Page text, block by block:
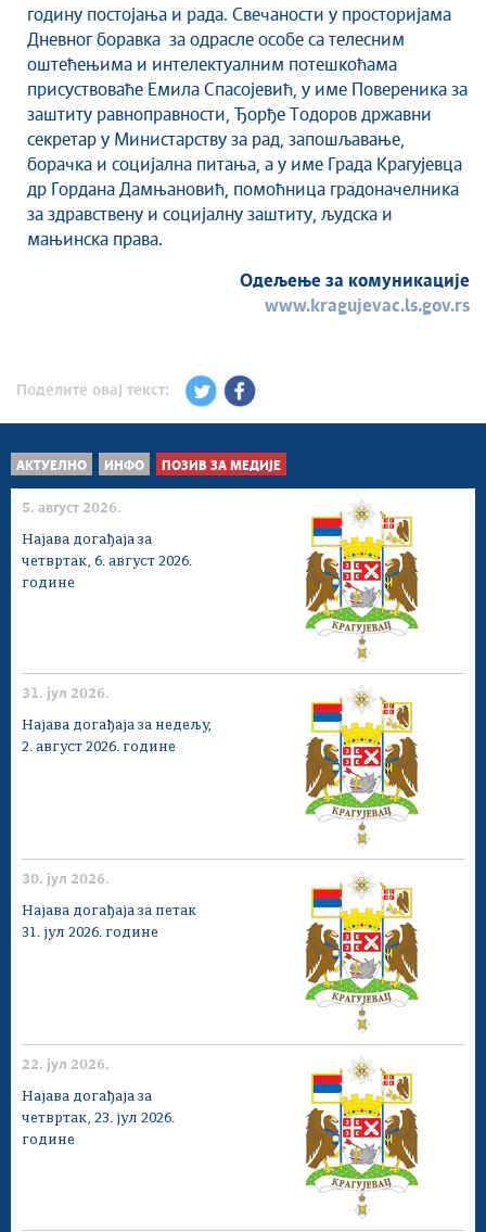
годину постојања и рада. Свечаности у просторијама
Дневног боравка за одрасле особе са телесним
оштећењима и интелектуалним потешкоћама
присуствоваће Емила Спасојевић, у име Повереника за
заштиту равноправности, Ђорђе Тодоров државни
секретар у Министарству за рад, запошљавање,
борачка и социјална питања, а у име Града Крагујевца
др Гордана Дамњановић, помоћница градоначелника
за здравствену и социјалну заштиту, људска и
мањинска права.
Одељење за комуникације
www.kragujevac.ls.gov.rs
Поделите овај текст:
АКТУЕЛНО ИНФО ПОЗИВ ЗА МЕДИЈЕ
5. август 2026.
Најава догађаја за
четвртак, 6. август 2026.
године
31. јул 2026.
Најава догађаја за недељу,
2. август 2026. године
30. јул 2026.
Најава догађаја за петак
31. јул 2026. године
22. јул 2026.
Најава догађаја за
четвртак, 23. јул 2026.
године